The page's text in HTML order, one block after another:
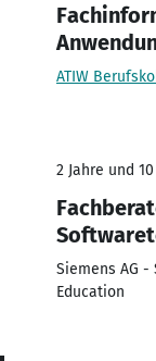
ATIW
2 Jahre und
Siemens AG
Education